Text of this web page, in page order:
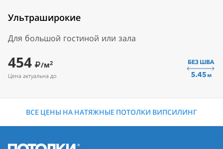
Ультраширокие
Для большой гостиной или зала
454 /м2
Цена актуальна до
ВСЕ ЦЕНЫ НА НАТЯЖНЫЕ ПОТОЛКИ ВИПСИЛИНГ